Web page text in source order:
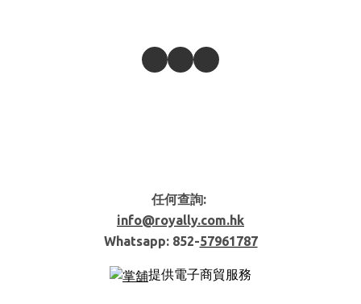
任何查詢:
info@royally.com.hk
Whatsapp: 852-57961787
提供電子商貿服務